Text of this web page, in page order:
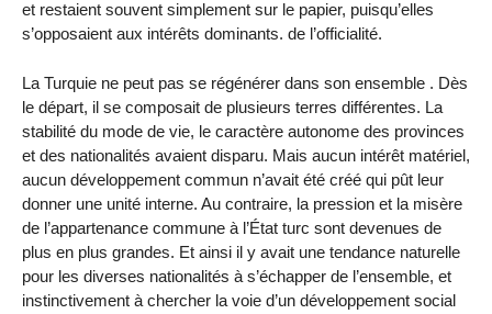
et restaient souvent simplement sur le papier, puisqu’elles
s’opposaient aux intérêts dominants. de l’officialité.
La Turquie ne peut pas se régénérer dans son ensemble . Dès
le départ, il se composait de plusieurs terres différentes. La
stabilité du mode de vie, le caractère autonome des provinces
et des nationalités avaient disparu. Mais aucun intérêt matériel,
aucun développement commun n’avait été créé qui pût leur
donner une unité interne. Au contraire, la pression et la misère
de l’appartenance commune à l’État turc sont devenues de
plus en plus grandes. Et ainsi il y avait une tendance naturelle
pour les diverses nationalités à s’échapper de l’ensemble, et
instinctivement à chercher la voie d’un développement social